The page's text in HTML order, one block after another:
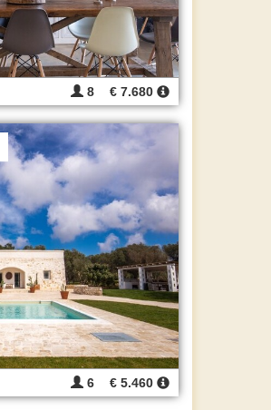
8 € 7.680
6 € 5.460